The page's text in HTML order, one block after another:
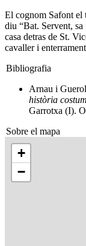
El cognom Safont el
diu “Bat. Servent,
casa detras de St.
cavaller i
Bibliografia
Arnau i
història
Garrotxa (I).
Sobre el mapa
+
−